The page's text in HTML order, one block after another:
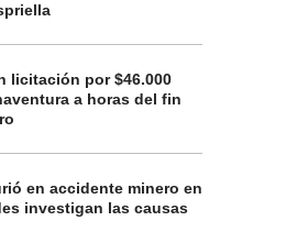
licitación por $46.000
a horas del fin
en accidente minero en
investigan las causas